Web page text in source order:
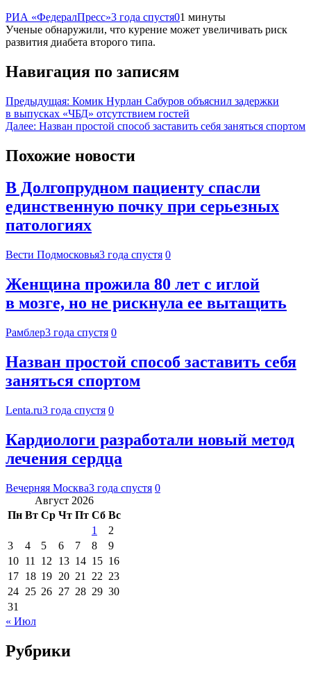
РИА «ФедералПресс»3 года спустя01 минуты
Ученые обнаружили, что курение может увеличивать риск
развития диабета второго типа.
Навигация по записям
Предыдущая: Комик Нурлан Сабуров объяснил задержки
в выпусках «ЧБД» отсутствием гостей
Далее: Назван простой способ заставить себя заняться спортом
Похожие новости
В Долгопрудном пациенту спасли
единственную почку при серьезных
патологиях
Вести Подмосковья3 года спустя 0
Женщина прожила 80 лет с иглой
в мозге, но не рискнула ее вытащить
Рамблер3 года спустя 0
Назван простой способ заставить себя
заняться спортом
Lenta.ru3 года спустя 0
Кардиологи разработали новый метод
лечения сердца
Вечерняя Москва3 года спустя 0
Август 2026
Пн Вт Ср Чт Пт Сб Вс
1
2
3
4 5 6 7 8
9
10 11 12 13 14 15 16
17 18 19 20 21 22 23
24 25 26 27 28 29 30
31
« Июл
Рубрики